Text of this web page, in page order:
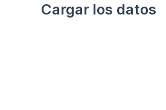
Cargar los datos